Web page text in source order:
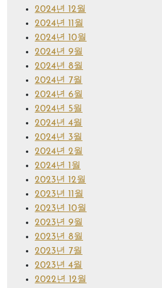
2024년 12월
2024년 11월
2024년 10월
2024년 9월
2024년 8월
2024년 7월
2024년 6월
2024년 5월
2024년 4월
2024년 3월
2024년 2월
2024년 1월
2023년 12월
2023년 11월
2023년 10월
2023년 9월
2023년 8월
2023년 7월
2023년 4월
2022년 12월